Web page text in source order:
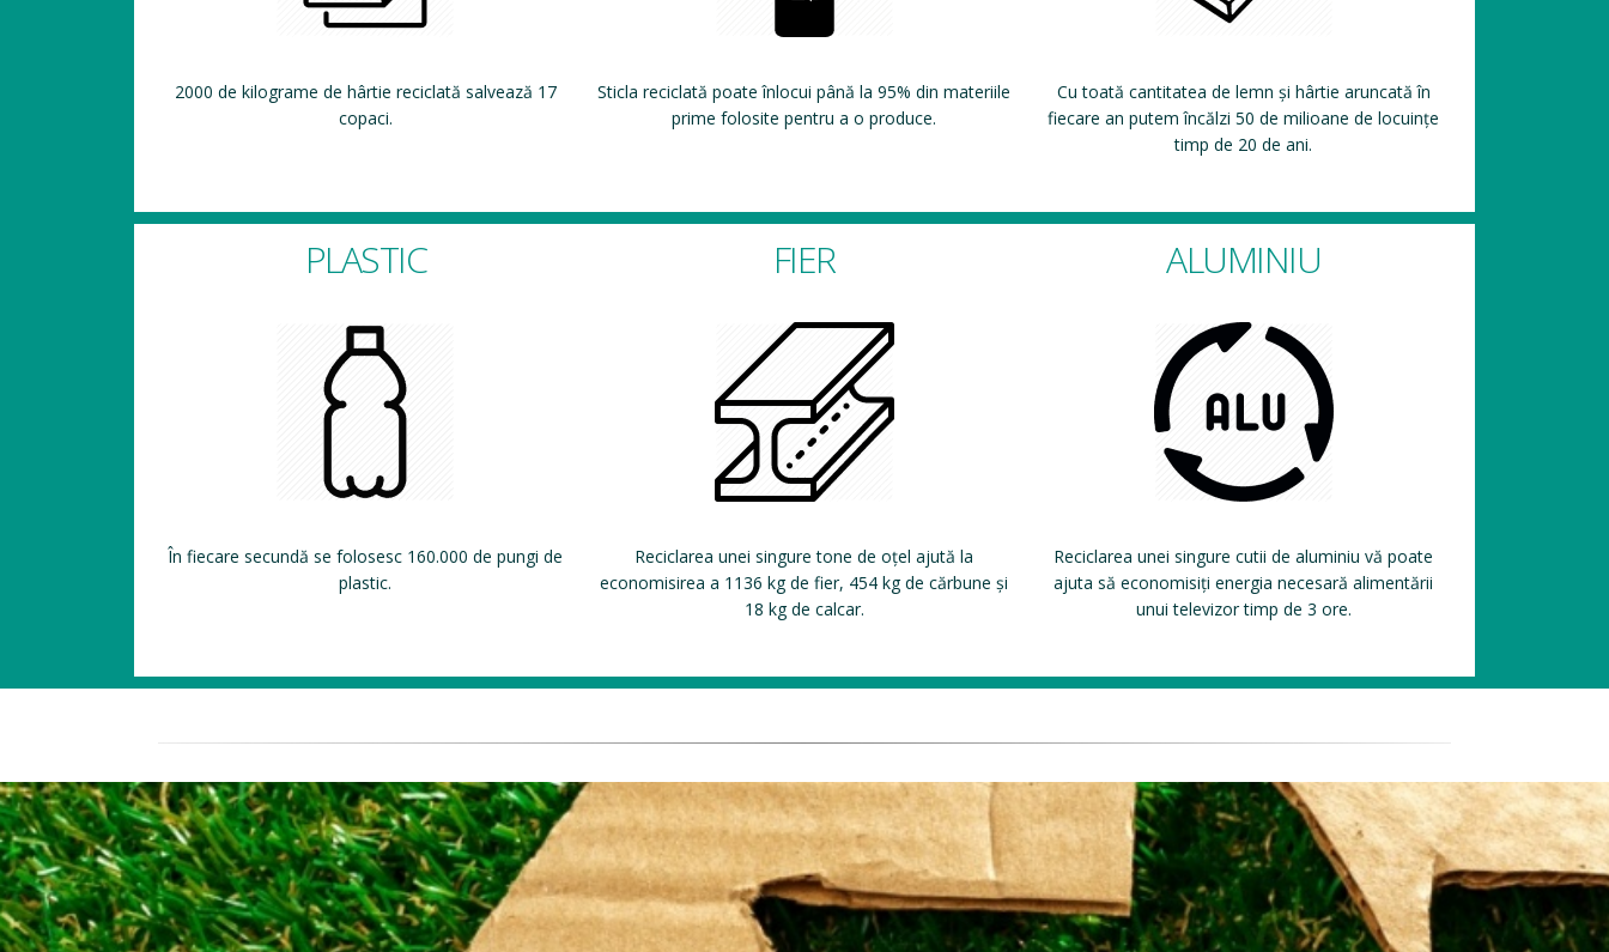
2000 de kilograme de hârtie reciclată salvează 17
copaci.
Sticla reciclată poate înlocui până la 95% din materiile
prime folosite pentru a o produce.
Cu toată cantitatea de lemn și hârtie aruncată în
fiecare an putem încălzi 50 de milioane de locuințe
timp de 20 de ani.
PLASTIC
În fiecare secundă se folosesc 160.000 de pungi de
plastic.
FIER
Reciclarea unei singure tone de oțel ajută la
economisirea a 1136 kg de fier, 454 kg de cărbune și
18 kg de calcar.
ALUMINIU
Reciclarea unei singure cutii de aluminiu vă poate
ajuta să economisiți energia necesară alimentării
unui televizor timp de 3 ore.